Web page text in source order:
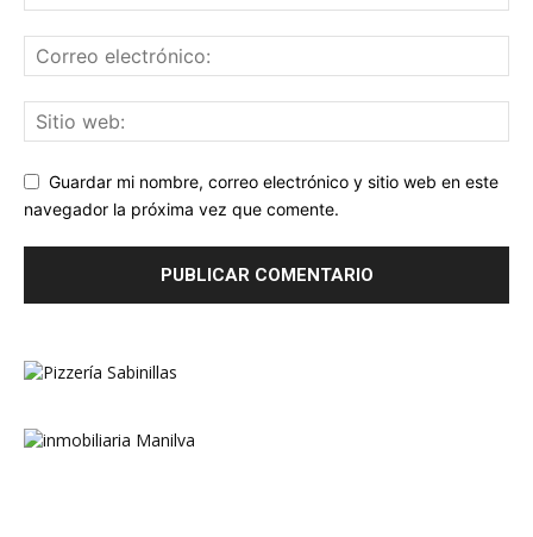
Guardar mi nombre, correo electrónico y sitio web en este
navegador la próxima vez que comente.